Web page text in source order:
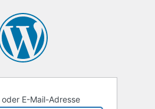
E-Mail-Adresse